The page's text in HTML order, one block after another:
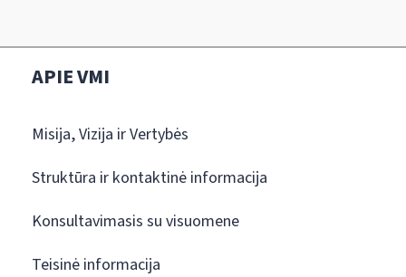
APIE VMI
Misija, Vizija ir Vertybės
Struktūra ir kontaktinė informacija
Konsultavimasis su visuomene
Teisinė informacija